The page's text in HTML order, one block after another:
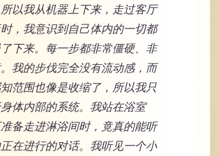
以我从机器上下来，走过客厅
，我意识到自己体内的一切都
下来。每一步都非常僵硬、非
我的步伐完全没有流动感，而
范围也像是收缩了，所以我只
体内部的系统。我站在浴室
备走进淋浴间时，竟真的能听
在进行的对话。我听见一个小